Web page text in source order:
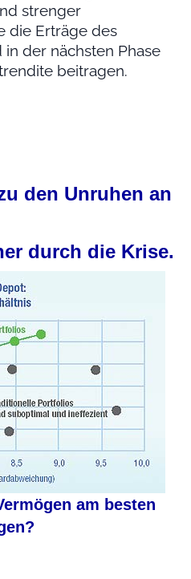
strenger
die Erträge des
der nächsten Phase
beitragen.
den Unruhen an
durch die Krise.
am besten